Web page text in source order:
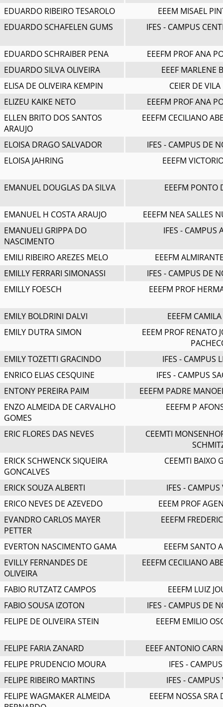
EDUARDO RIBEIRO TESAROLO
EEEM MISAEL
EDUARDO SCHAFELEN GUMS
IFES - CAMPUS
EDUARDO SCHRAIBER PENA
EEEFM PROF ANA
EDUARDO SILVA OLIVEIRA
EEEF MARLENE
ELISA DE OLIVEIRA KEMPIN
CEIER DE
ELIZEU KAIKE NETO
EEEFM PROF ANA
ELLEN BRITO DOS SANTOS
ARAUJO
EEEFM CECILIANO
ELOISA DRAGO SALVADOR
IFES - CAMPUS DE
ELOISA JAHRING
EEEFM
EMANUEL DOUGLAS DA SILVA EEEFM PONTO
EMANUEL H COSTA ARAUJO
EEEFM NEA SALLES
EMANUELI GRIPPA DO
NASCIMENTO
IFES - CAMPUS
EMILI RIBEIRO AREZES MELO
EEEFM
EMILLY FERRARI SIMONASSI
IFES - CAMPUS DE
EMILLY FOESCH
EEEFM PROF
EMILY BOLDRINI DALVI
EEEFM
EMILY DUTRA SIMON
EEEM PROF RENATO
EMILY TOZETTI GRACINDO
IFES - CAMPUS
ENRICO ELIAS CESQUINE
IFES - CAMPUS
ENTONY PEREIRA PAIM
EEEFM PADRE
ENZO ALMEIDA DE CARVALHO
GOMES
EEEFM P
ERIC FLORES DAS NEVES
CEEMTI
ERICK SCHWENCK SIQUEIRA
GONCALVES
CEEMTI BAIXO
ERICK SOUZA ALBERTI
IFES - CAMPUS
ERICO NEVES DE AZEVEDO
EEEM PROF
EVANDRO CARLOS MAYER
PETTER
EEEFM
EVERTON NASCIMENTO GAMA
EEEFM SANTO
EVILLY FERNANDES DE
OLIVEIRA
EEEFM CECILIANO
FABIO RUTZATZ CAMPOS
EEEFM LUIZ
FABIO SOUSA IZOTON
IFES - CAMPUS DE
FELIPE DE OLIVEIRA STEIN
EEEFM EMILIO
FELIPE FARIA ZANARD
EEEF ANTONIO
FELIPE PRUDENCIO MOURA
IFES -
FELIPE RIBEIRO MARTINS
IFES - CAMPUS
FELIPE WAGMAKER ALMEIDA
EEEFM NOSSA SRA